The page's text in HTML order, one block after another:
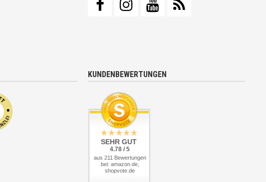
KUNDENBEWERTUNGEN
SEHR GUT
4.78 / 5
aus 211 Bewertungen
bei: amazon.de,
shopvote.de